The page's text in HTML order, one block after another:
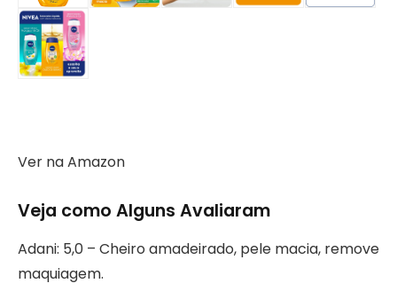
Ver na Amazon
Veja como Alguns Avaliaram
Adani: 5,0 – Cheiro amadeirado, pele macia, remove
maquiagem.